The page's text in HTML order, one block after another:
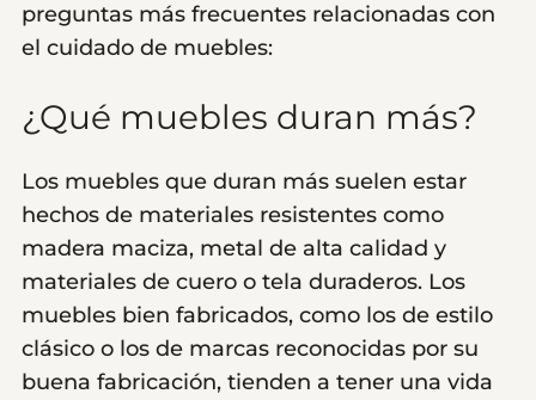
preguntas más frecuentes relacionadas con
el cuidado de muebles:
¿Qué muebles duran más?
Los muebles que duran más suelen estar
hechos de materiales resistentes como
madera maciza, metal de alta calidad y
materiales de cuero o tela duraderos. Los
muebles bien fabricados, como los de estilo
clásico o los de marcas reconocidas por su
buena fabricación, tienden a tener una vida